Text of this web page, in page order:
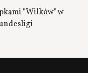
"Wilków" w